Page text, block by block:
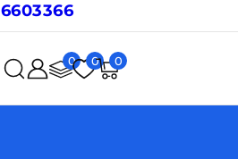
6603366
0 0 0